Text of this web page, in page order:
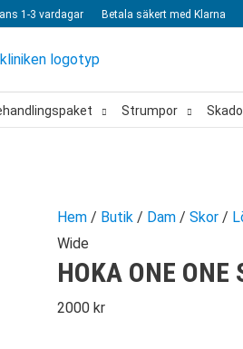
1-3 vardagar Betala säkert med Klarna
Strumpor
Hem / Butik / Dam / Skor /
Wide
HOKA ONE ONE
2000 kr